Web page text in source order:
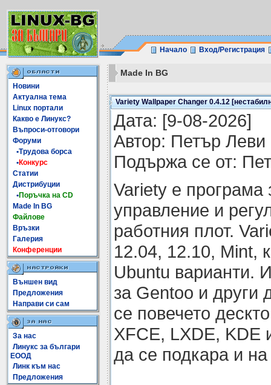
Начало Вход/Регистрация
Новини
Актуална тема
Linux портали
Какво е Линукс?
Въпроси-отговори
Форуми
•Трудова борса
•Конкурс
Статии
Дистрибуции
•Поръчка на CD
Made In BG
Файлове
Връзки
Галерия
Конференции
Външен вид
Предложения
Направи си сам
За нас
Линукс за българи
ЕООД
Линк към нас
Предложения
Made In BG
Variety Wallpaper Changer 0.4.12
Датa: [9-08-2026]
Автор: Петър Леви
Подържа се от:
Variety е програма
управление и
работния плот.
12.04, 12.10, Mint,
Ubuntu варианти.
за Gentoo и други
се повечето
XFCE, LXDE, KDE
да се подкара и на